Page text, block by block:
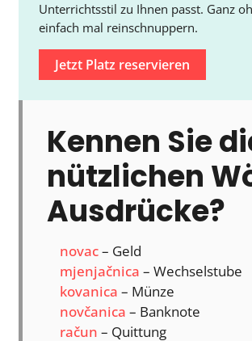
Unterrichtsstil zu Ihnen passt. Ganz
einfach mal reinschnuppern.
Jetzt Platz reservieren
Kennen Sie
nützlichen
Ausdrücke?
novac– Geld
mjenjačnica – Wechselstube
kovanica – Münze
novčanica – Banknote
račun – Quittung